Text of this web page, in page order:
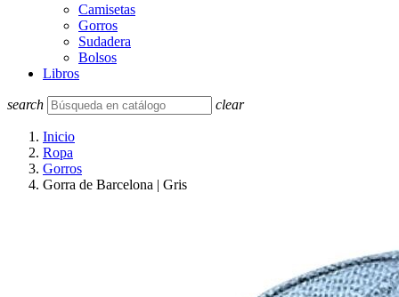
Camisetas
Gorros
Sudadera
Bolsos
Libros
search clear
Inicio
Ropa
Gorros
Gorra de Barcelona | Gris